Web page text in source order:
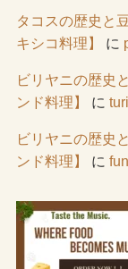
タコスの歴史と
キシコ料理】
に
ビリヤニの歴史
ンド料理】
に
ビリヤニの歴史
ンド料理】
に